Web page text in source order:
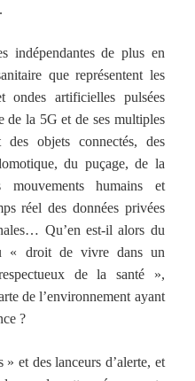
indépendantes de plus en
que représentent les
ondes artificielles pulsées
de la 5G et de ses multiples
des objets connectés, des
du puçage, de la
humains et
réel des données privées
Qu’en est-il alors du
« droit de vivre dans un
de la santé »,
de l’environnement ayant
?
et des lanceurs d’alerte, et